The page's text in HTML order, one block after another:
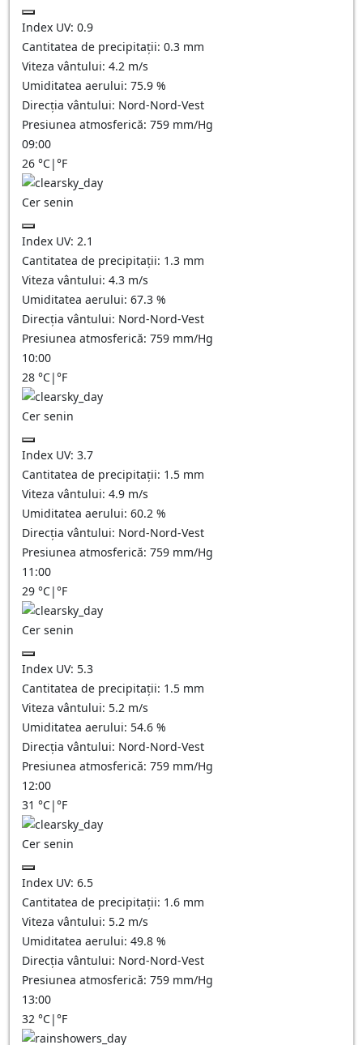
Index UV: 0.9
Cantitatea de precipitații: 0.3 mm
Viteza vântului: 4.2 m/s
Umiditatea aerului: 75.9 %
Direcția vântului: Nord-Nord-Vest
Presiunea atmosferică: 759 mm/Hg
09:00
26 °C|°F
Cer senin
Index UV: 2.1
Cantitatea de precipitații: 1.3 mm
Viteza vântului: 4.3 m/s
Umiditatea aerului: 67.3 %
Direcția vântului: Nord-Nord-Vest
Presiunea atmosferică: 759 mm/Hg
10:00
28 °C|°F
Cer senin
Index UV: 3.7
Cantitatea de precipitații: 1.5 mm
Viteza vântului: 4.9 m/s
Umiditatea aerului: 60.2 %
Direcția vântului: Nord-Nord-Vest
Presiunea atmosferică: 759 mm/Hg
11:00
29 °C|°F
Cer senin
Index UV: 5.3
Cantitatea de precipitații: 1.5 mm
Viteza vântului: 5.2 m/s
Umiditatea aerului: 54.6 %
Direcția vântului: Nord-Nord-Vest
Presiunea atmosferică: 759 mm/Hg
12:00
31 °C|°F
Cer senin
Index UV: 6.5
Cantitatea de precipitații: 1.6 mm
Viteza vântului: 5.2 m/s
Umiditatea aerului: 49.8 %
Direcția vântului: Nord-Nord-Vest
Presiunea atmosferică: 759 mm/Hg
13:00
32 °C|°F